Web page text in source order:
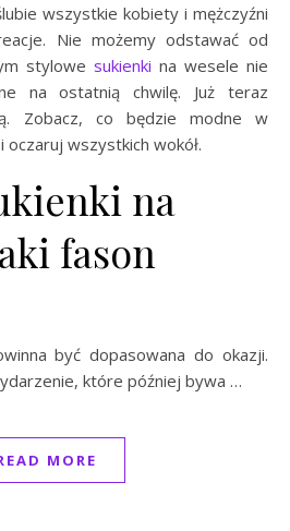
wszystkie kobiety i mężczyźni
Nie możemy odstawać od
stylowe sukienki na wesele nie
na ostatnią chwilę. Już teraz
Zobacz, co będzie modne w
oczaruj wszystkich wokół.
na
fason
być dopasowana do okazji.
które później bywa …
MORE